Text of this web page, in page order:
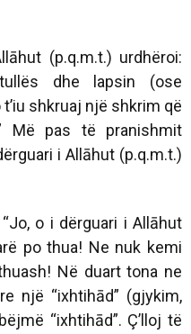
(p.q.m.t.) urdhëroi:
dhe lapsin (ose
shkruaj një shkrim që
Më pas të pranishmit
i Allāhut (p.q.m.t.)
o i dërguari i Allāhut
po thua! Ne nuk kemi
Në duart tona ne
një “ixhtihād” (gjykim,
“ixhtihād”. Ç’lloj të